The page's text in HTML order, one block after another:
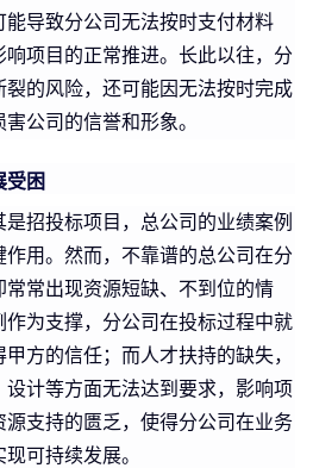
导致分公司无法按时支付材料
项目的正常推进。长此以往，分
的风险，还可能因无法按时完成
公司的信誉和形象。
受困
招投标项目，总公司的业绩案例
用。然而，不靠谱的总公司在分
常出现资源短缺、不到位的情
为支撑，分公司在投标过程中就
方的信任；而人才扶持的缺失，
计等方面无法达到要求，影响项
源支持的匮乏，使得分公司在业务
可持续发展。